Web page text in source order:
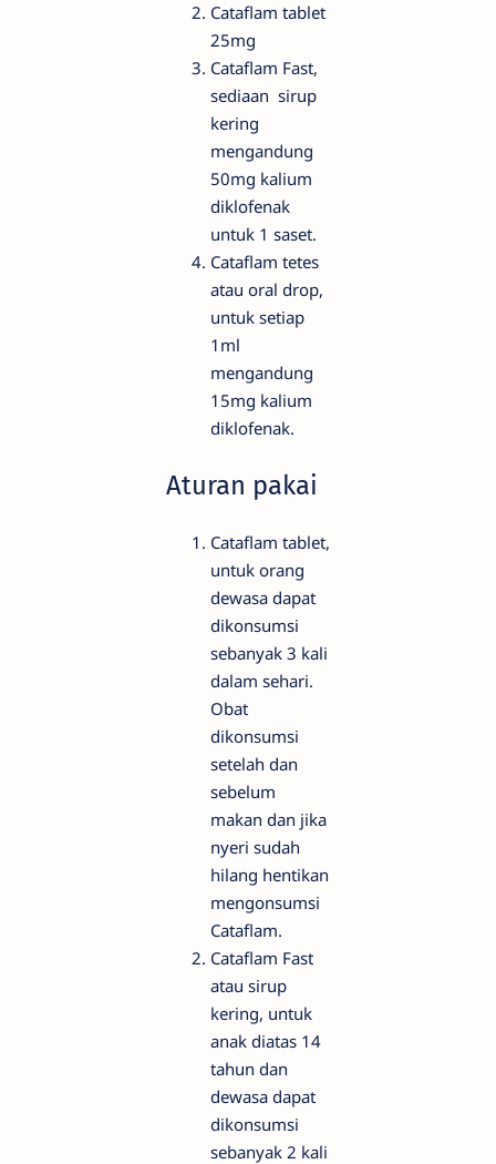
Cataflam tablet
25mg
Cataflam Fast,
sediaan sirup
kering
mengandung
50mg kalium
diklofenak
untuk 1 saset.
Cataflam tetes
atau oral drop,
untuk setiap
1ml
mengandung
15mg kalium
diklofenak.
Aturan pakai
Cataflam tablet,
untuk orang
dewasa dapat
dikonsumsi
sebanyak 3 kali
dalam sehari.
Obat
dikonsumsi
setelah dan
sebelum
makan dan jika
nyeri sudah
hilang hentikan
mengonsumsi
Cataflam.
Cataflam Fast
atau sirup
kering, untuk
anak diatas 14
tahun dan
dewasa dapat
dikonsumsi
sebanyak 2 kali